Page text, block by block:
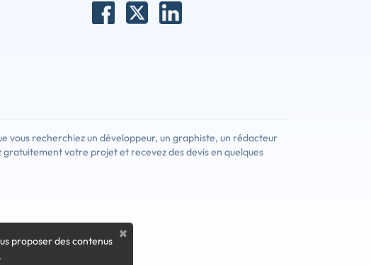
recherchiez un développeur, un graphiste, un rédacteur
votre projet et recevez des devis en quelques
×
proposer des contenus